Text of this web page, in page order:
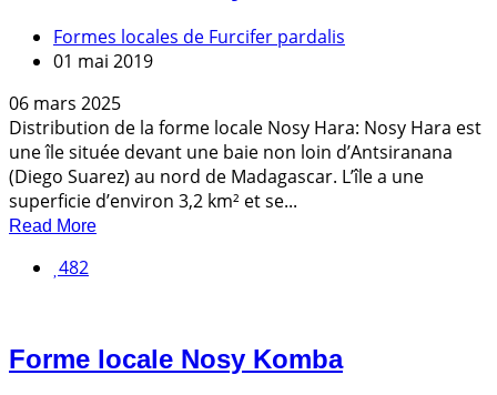
Formes locales de Furcifer pardalis
01 mai 2019
06 mars 2025
Distribution de la forme locale Nosy Hara: Nosy Hara est
une île située devant une baie non loin d’Antsiranana
(Diego Suarez) au nord de Madagascar. L’île a une
superficie d’environ 3,2 km² et se...
Read More
482
Forme locale Nosy Komba